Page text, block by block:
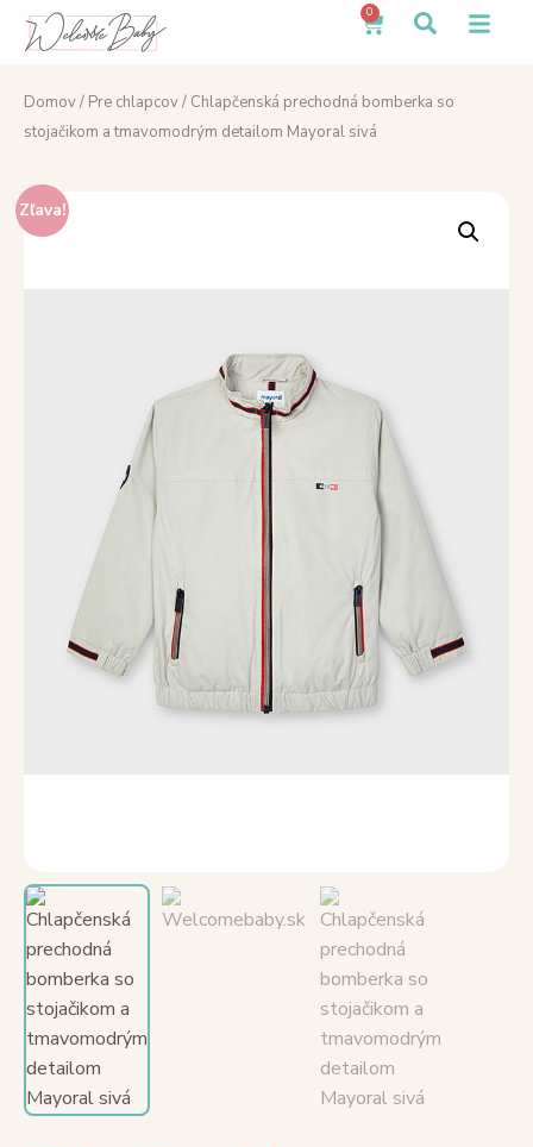
0
Domov/ Pre chlapcov/ Chlapčenská prechodná bomberka so
stojačikom a tmavomodrým detailom Mayoral sivá
Zľava!